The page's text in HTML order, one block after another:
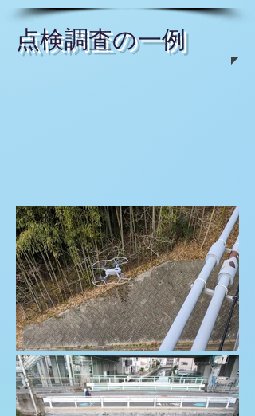
​点検調査の一例